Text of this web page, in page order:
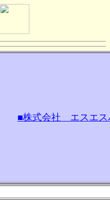
■株式会社 エスエス